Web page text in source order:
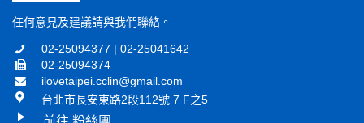
任何意見及建議請與我們聯絡。
02-25094377 | 02-25041642
02-25094374
ilovetaipei.cclin@gmail.com
台北市長安東路2段112號 7 F之5